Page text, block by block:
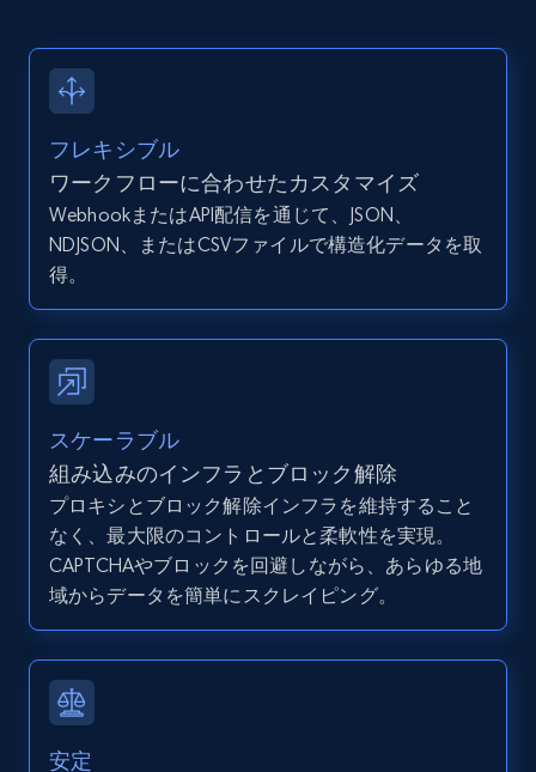
フレキシブル
ワークフローに合わせたカスタマイズ
WebhookまたはAPI配信を通じて、JSON、
NDJSON、またはCSVファイルで構造化データを取
得。
スケーラブル
組み込みのインフラとブロック解除
プロキシとブロック解除インフラを維持すること
なく、最大限のコントロールと柔軟性を実現。
CAPTCHAやブロックを回避しながら、あらゆる地
域からデータを簡単にスクレイピング。
安定